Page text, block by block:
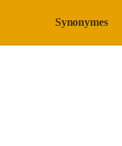
Synonymes